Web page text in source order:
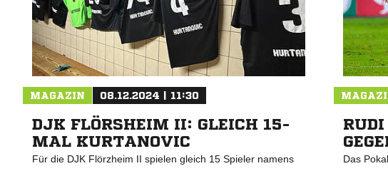
MAGAZIN 08.12.2024 | 11:30
DJK FLÖRSHEIM II: GLEICH 15-
MAL KURTANOVIC
Für die DJK Flörzheim II spielen gleich 15 Spieler namens
Das